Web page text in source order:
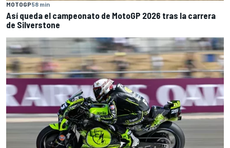
MOTOGP58 min
Así queda el campeonato de MotoGP 2026 tras la carrera
de Silverstone